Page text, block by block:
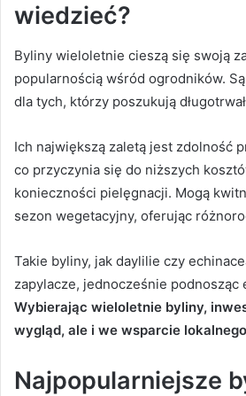
wiedzieć?
Byliny wieloletnie cieszą się swoją
popularnością wśród ogrodników.
dla tych, którzy poszukują
Ich największą zaletą jest zdolność
co przyczynia się do niższych
konieczności pielęgnacji. Mogą
sezon wegetacyjny, oferując
Takie byliny, jak daylilie czy
zapylacze, jednocześnie podnosząc
Wybierając wieloletnie byliny,
wygląd, ale i we wsparcie
Najpopularniejsze